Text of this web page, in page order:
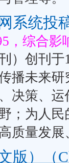
网系统投
，综合影
）创刊
播未来
决策、
；为人
质量发
版）（